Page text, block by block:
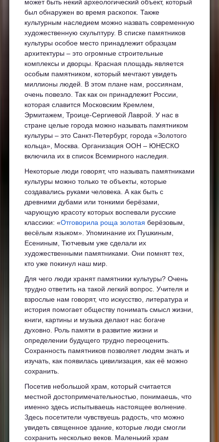
может быть некий археологический объект, который
был обнаружен во время раскопок. Также
культурным наследием можно назвать современную
художественную скульптуру. В списке памятников
культуры особое место принадлежит образцам
архитектуры – это огромные строительные
комплексы и дворцы. Красная площадь является
особым памятником, который мечтают увидеть
миллионы людей. В этом плане нам, россиянам,
очень повезло. Так как он принадлежит России,
которая славится Московским Кремлем,
Эрмитажем, Троице-Сергиевой Лаврой. У нас в
стране целые города можно называть памятником
культуры – это Санкт-Петербург, города «Золотого
кольца», Москва. Организация ООН – ЮНЕСКО
включила их в список Всемирного наследия.
Некоторые люди говорят, что называть памятниками
культуры можно только те объекты, которые
создавались руками человека. А как быть с
древними дубами или тонкими берёзами,
чарующую красоту которых воспевали русские
классики: «Отговорила роща золотая берёзовым,
весёлым языком». Упоминание их Пушкиным,
Есениным, Тютчевым уже сделали их
художественными памятниками. Они помнят тех,
кто уже покинул наш мир.
Для чего люди хранят памятники культуры? Очень
трудно ответить на такой легкий вопрос. Учителя и
взрослые нам говорят, что искусство, литература и
история помогает обществу понимать смысл жизни,
книги, картины и музыка делают нас богаче
духовно. Роль памяти в развитие жизни и
определении будущего трудно переоценить.
Сохранность памятников позволяет людям знать и
изучать, как появилась цивилизация, как её можно
сохранить.
Посетив небольшой храм, который считается
местной достопримечательностью, понимаешь, что
именно здесь испытываешь настоящее волнение.
Здесь посетители чувствуешь радость, что можно
увидеть священное здание, которые люди смогли
сохранить несколько веков. Маленький храм